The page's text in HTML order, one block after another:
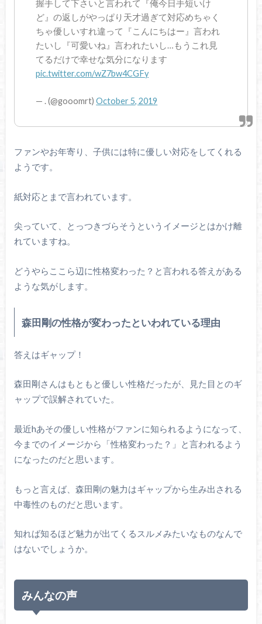
握手して下さいと言われて『俺今日手短いけ
ど』の返しがやっぱり天才過ぎて対応めちゃく
ちゃ優しいすれ違って『こんにちはー』言われ
たいし『可愛いね』言われたいし…もうこれ見
てるだけで幸せな気分になります
pic.twitter.com/wZ7bw4CGFy
— . (@gooomrt)October 5, 2019
ファンやお年寄り、子供には特に優しい対応をしてくれる
ようです。
紙対応とまで言われています。
尖っていて、とっつきづらそうというイメージとはかけ離
れていますね。
どうやらここら辺に性格変わった？と言われる答えがある
ような気がします。
森田剛の性格が変わったといわれている理由
答えはギャップ！
森田剛さんはもともと優しい性格だったが、見た目とのギ
ャップで誤解されていた。
最近hあその優しい性格がファンに知られるようになって、
今までのイメージから「性格変わった？」と言われるよう
になったのだと思います。
もっと言えば、森田剛の魅力はギャップから生み出される
中毒性のものだと思います。
知れば知るほど魅力が出てくるスルメみたいなものなんで
はないでしょうか。
みんなの声